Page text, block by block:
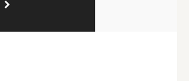
în regia lui Cristian Mungiu, sele